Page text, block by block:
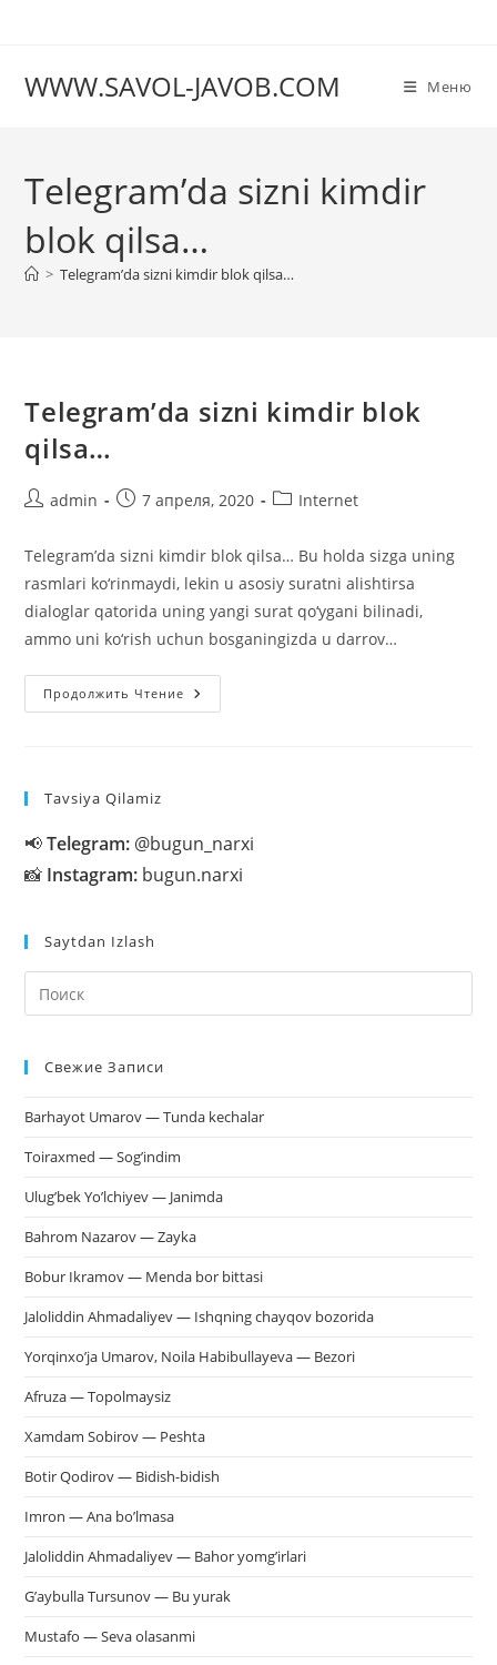
WWW.SAVOL-JAVOB.COM Меню
Telegram’da sizni kimdir
blok qilsa…
> Telegram’da sizni kimdir blok qilsa…
Telegram’da sizni kimdir blok
qilsa…
Авторadmin
Запись7 апреля, 2020
Рубрика
Internet
Telegram’da sizni kimdir blok qilsa… Bu holda sizga uning
rasmlari ko‘rinmaydi, lekin u asosiy suratni alishtirsa
dialoglar qatorida uning yangi surat qo‘ygani bilinadi,
ammo uni ko‘rish uchun bosganingizda u darrov…
Продолжить Чтение Telegram’da
Sizni
Tavsiya Qilamiz
📢Telegram: @bugun_narxi
📸 Instagram: bugun.narxi
Saytdan Izlash
Свежие Записи
Barhayot Umarov — Tunda kechalar
Toiraxmed — Sog’indim
Ulug’bek Yo’lchiyev — Janimda
Bahrom Nazarov — Zayka
Bobur Ikramov — Menda bor bittasi
Jaloliddin Ahmadaliyev — Ishqning chayqov bozorida
Yorqinxo’ja Umarov, Noila Habibullayeva — Bezori
Afruza — Topolmaysiz
Xamdam Sobirov — Peshta
Botir Qodirov — Bidish-bidish
Imron — Ana bo’lmasa
Jaloliddin Ahmadaliyev — Bahor yomg’irlari
G’aybulla Tursunov — Bu yurak
Mustafo — Seva olasanmi